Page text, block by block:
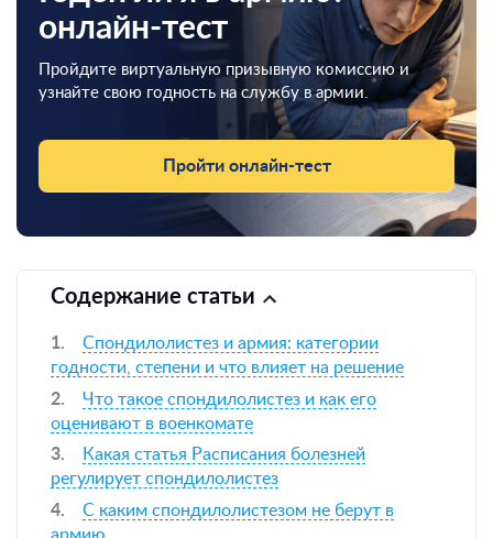
онлайн-тест
Пройдите виртуальную призывную комиссию и
узнайте свою годность на службу в армии.
Пройти онлайн-тест
Содержание статьи
Спондилолистез и армия: категории
годности, степени и что влияет на решение
Что такое спондилолистез и как его
оценивают в военкомате
Какая статья Расписания болезней
регулирует спондилолистез
С каким спондилолистезом не берут в
армию